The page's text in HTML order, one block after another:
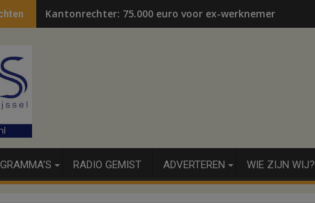
Kantonrechter: 75.000 euro voor ex-werknemers
RADIO GEMIST ADVERTEREN WIE ZIJN WIJ?